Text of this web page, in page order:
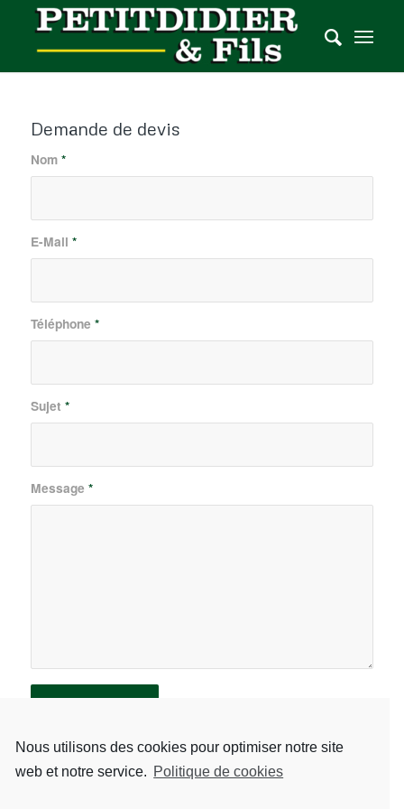
Nous utilisons des cookies pour optimiser notre site
web et notre service. Politique de cookies
Demande de devis
Nom *
E-Mail *
Téléphone *
Sujet *
Message *